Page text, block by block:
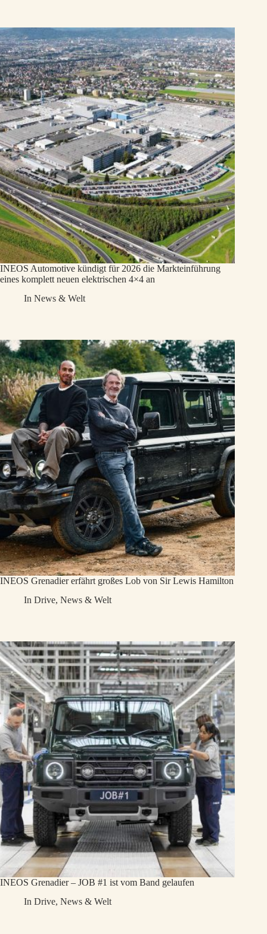
INEOS Automotive kündigt für 2026 die Markteinführung
eines komplett neuen elektrischen 4×4 an
In News & Welt
INEOS Grenadier erfährt großes Lob von Sir Lewis Hamilton
In Drive,News & Welt
INEOS Grenadier – JOB #1 ist vom Band gelaufen
In Drive,News & Welt